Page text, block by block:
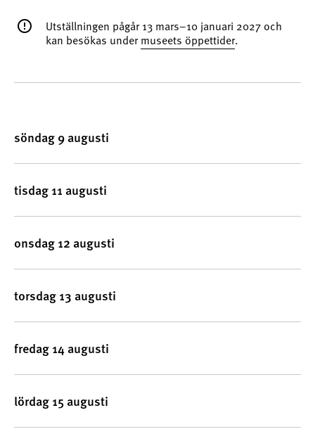
Utställningen pågår 13 mars–10 januari 2027 och
kan besökas undermuseets öppettider.
söndag 9 augusti
tisdag 11 augusti
onsdag 12 augusti
torsdag 13 augusti
fredag 14 augusti
lördag 15 augusti